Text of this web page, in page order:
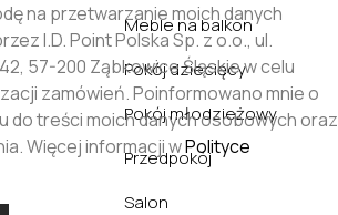
Meble na balkon
Pokój dziecięcy
Pokój młodzieżowy
Przedpokój
Salon
na przetwarzanie moich danych
I.D. Point Polska Sp. z o.o., ul.
57-200 Ząbkowice Śląskie w celu
zamówień. Poinformowano mnie o
do treści moich danych osobowych oraz
Więcej informacji wPolityce